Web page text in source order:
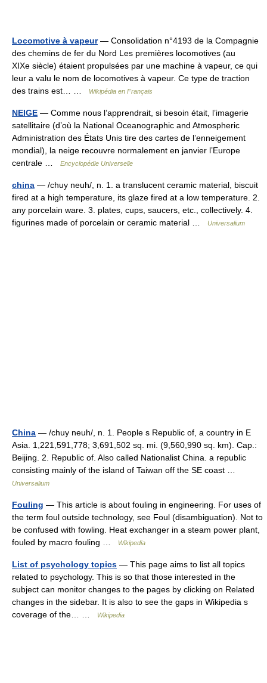
Locomotive à vapeur— Consolidation n°4193 de la Compagnie
des chemins de fer du Nord Les premières locomotives (au
XIXe siècle) étaient propulsées par une machine à vapeur, ce qui
leur a valu le nom de locomotives à vapeur. Ce type de traction
des trains est… …
Wikipédia en Français
NEIGE — Comme nous l’apprendrait, si besoin était, l’imagerie
satellitaire (d’où la National Oceanographic and Atmospheric
Administration des États Unis tire des cartes de l’enneigement
mondial), la neige recouvre normalement en janvier l’Europe
centrale …
Encyclopédie Universelle
china — /chuy neuh/, n. 1. a translucent ceramic material, biscuit
fired at a high temperature, its glaze fired at a low temperature. 2.
any porcelain ware. 3. plates, cups, saucers, etc., collectively. 4.
figurines made of porcelain or ceramic material …
Universalium
China — /chuy neuh/, n. 1. People s Republic of, a country in E
Asia. 1,221,591,778; 3,691,502 sq. mi. (9,560,990 sq. km). Cap.:
Beijing. 2. Republic of. Also called Nationalist China. a republic
consisting mainly of the island of Taiwan off the SE coast …
Universalium
Fouling — This article is about fouling in engineering. For uses of
the term foul outside technology, see Foul (disambiguation). Not to
be confused with fowling. Heat exchanger in a steam power plant,
fouled by macro fouling …
Wikipedia
List of psychology topics — This page aims to list all topics
related to psychology. This is so that those interested in the
subject can monitor changes to the pages by clicking on Related
changes in the sidebar. It is also to see the gaps in Wikipedia s
coverage of the… …
Wikipedia